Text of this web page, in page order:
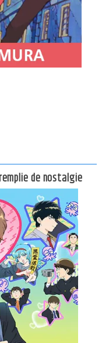
de nostalgie